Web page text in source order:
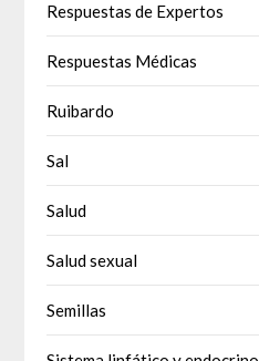
Respuestas de Expertos
Respuestas Médicas
Ruibardo
Sal
Salud
Salud sexual
Semillas